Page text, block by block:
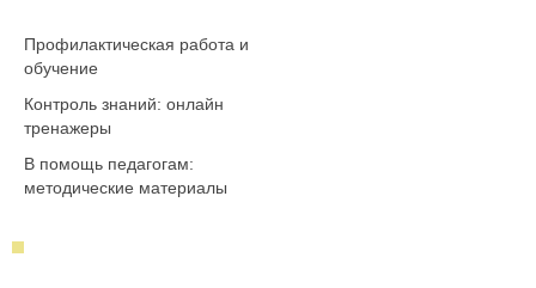
Профилактическая работа и
обучение
Контроль знаний: онлайн
тренажеры
В помощь педагогам:
методические материалы